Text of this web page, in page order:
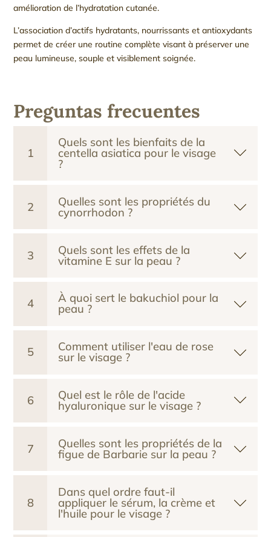
amélioration de l’hydratation cutanée.
L’association d’actifs hydratants, nourrissants et antioxydants
permet de créer une routine complète visant à préserver une
peau lumineuse, souple et visiblement soignée.
Preguntas frecuentes
1
Quels sont les bienfaits de la
centella asiatica pour le visage
?
2 Quelles sont les propriétés du
cynorrhodon ?
3 Quels sont les effets de la
vitamine E sur la peau ?
4 À quoi sert le bakuchiol pour la
peau ?
5 Comment utiliser l'eau de rose
sur le visage ?
6 Quel est le rôle de l'acide
hyaluronique sur le visage ?
7 Quelles sont les propriétés de la
figue de Barbarie sur la peau ?
8
Dans quel ordre faut-il
appliquer le sérum, la crème et
l'huile pour le visage ?